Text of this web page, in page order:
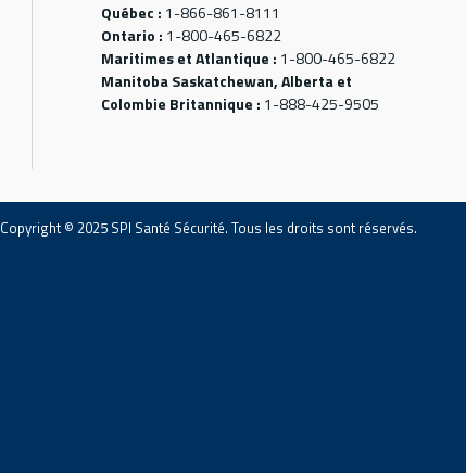
Québec : 1-866-861-8111
Ontario : 1-800-465-6822
Maritimes et Atlantique : 1-800-465-6822
Manitoba Saskatchewan, Alberta et
Colombie Britannique : 1-888-425-9505
Copyright © 2025 SPI Santé Sécurité. Tous les droits sont réservés.